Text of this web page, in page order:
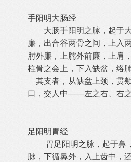
手阳明大肠经
大肠手阳明之脉，起于大
廉，出合谷两骨之间，上入
肘外廉，上臑外前廉，上肩
柱骨之会上，下入缺盆，络
其支者，从缺盆上颈，贯
口，交人中——左之右、右之
足阳明胃经
胃足阳明之脉，起于鼻，
脉，下循鼻外，入上齿中，